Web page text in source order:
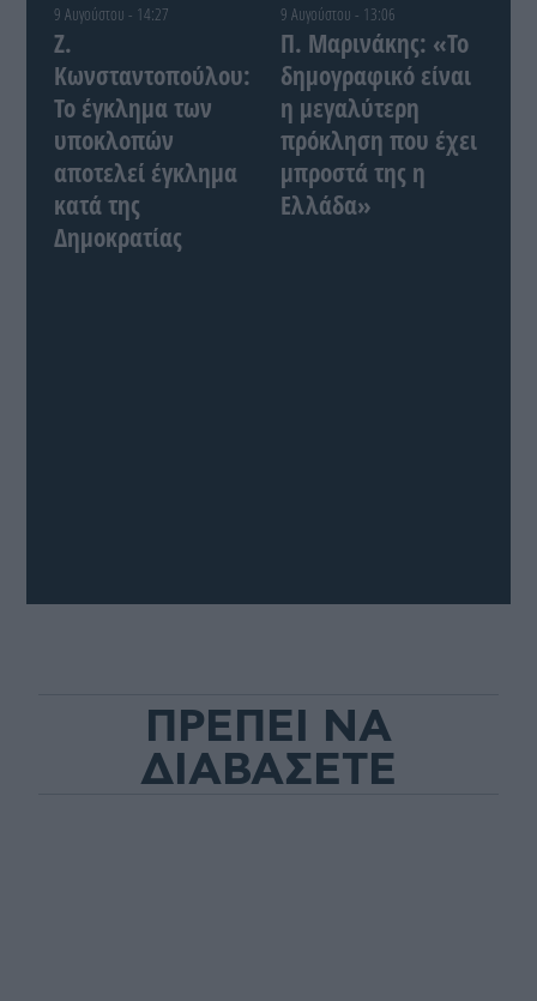
9 Αυγούστου - 14:27
Ζ.
Κωνσταντοπούλου:
Το έγκλημα των
υποκλοπών
αποτελεί έγκλημα
κατά της
Δημοκρατίας
9 Αυγούστου - 13:06
Π. Μαρινάκης: «Το
δημογραφικό είναι
η μεγαλύτερη
πρόκληση που έχει
μπροστά της η
Ελλάδα»
ΠΡΕΠΕΙ ΝΑ
ΔΙΑΒΑΣΕΤΕ